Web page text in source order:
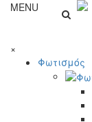
MENU
×
Φωτισμός